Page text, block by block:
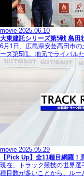
movie 2025.06.10
大東建託シリーズ第5戦 島田
6月1日、広島県安芸高田市
ーズ第5戦。地元でライバル
movie 2025.05.29
【Pick Up】全11種目網羅
現在、トラック競技の世界
種目数が多いことから、ル